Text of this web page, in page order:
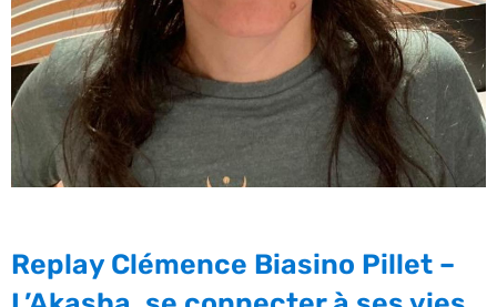
Replay Clémence Biasino Pillet –